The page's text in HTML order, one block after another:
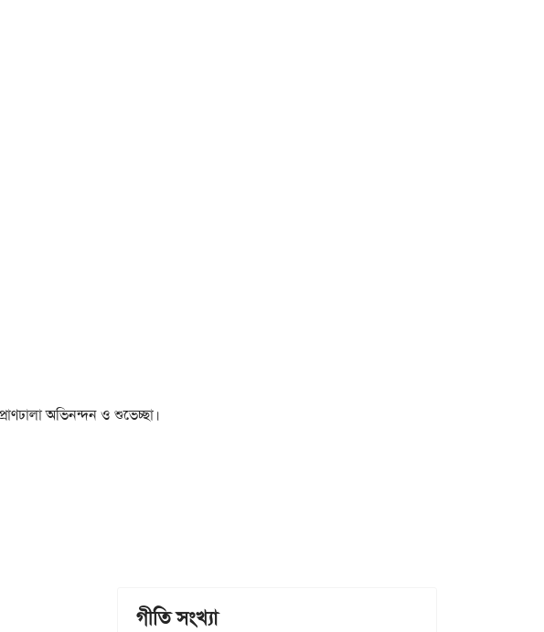
অভিনন্দন ও শুভেচ্ছা।
গীতি সংখ্যা